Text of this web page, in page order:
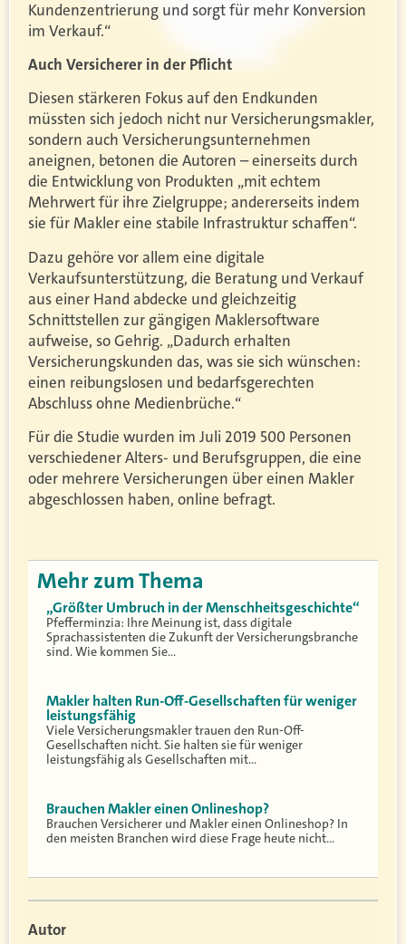
Kundenzentrierung und sorgt für mehr Konversion
im Verkauf.“
Auch Versicherer in der Pflicht
Diesen stärkeren Fokus auf den Endkunden
müssten sich jedoch nicht nur Versicherungsmakler,
sondern auch Versicherungsunternehmen
aneignen, betonen die Autoren – einerseits durch
die Entwicklung von Produkten „mit echtem
Mehrwert für ihre Zielgruppe; andererseits indem
sie für Makler eine stabile Infrastruktur schaffen“.
Dazu gehöre vor allem eine digitale
Verkaufsunterstützung, die Beratung und Verkauf
aus einer Hand abdecke und gleichzeitig
Schnittstellen zur gängigen Maklersoftware
aufweise, so Gehrig. „Dadurch erhalten
Versicherungskunden das, was sie sich wünschen:
einen reibungslosen und bedarfsgerechten
Abschluss ohne Medienbrüche.“
Für die Studie wurden im Juli 2019 500 Personen
verschiedener Alters- und Berufsgruppen, die eine
oder mehrere Versicherungen über einen Makler
abgeschlossen haben, online befragt.
Mehr zum Thema
„Größter Umbruch in der Menschheitsgeschichte“
Pfefferminzia: Ihre Meinung ist, dass digitale
Sprachassistenten die Zukunft der Versicherungsbranche
sind. Wie kommen Sie…
Makler halten Run-Off-Gesellschaften für weniger
leistungsfähig
Viele Versicherungsmakler trauen den Run-Off-
Gesellschaften nicht. Sie halten sie für weniger
leistungsfähig als Gesellschaften mit…
Brauchen Makler einen Onlineshop?
Brauchen Versicherer und Makler einen Onlineshop? In
den meisten Branchen wird diese Frage heute nicht…
Autor